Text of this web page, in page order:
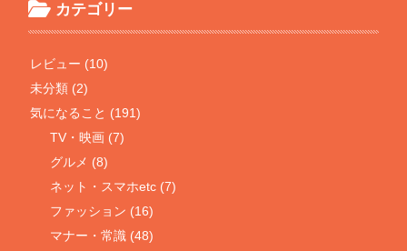
カテゴリー
レビュー (10)
未分類 (2)
気になること (191)
TV・映画 (7)
グルメ (8)
ネット・スマホetc (7)
ファッション (16)
マナー・常識 (48)